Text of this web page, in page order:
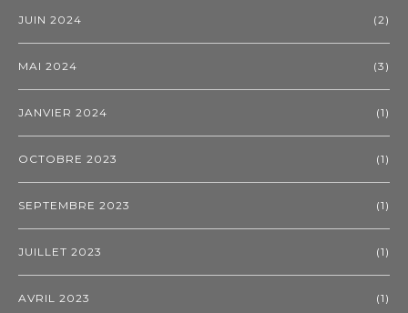
JUIN 2024 (2)
MAI 2024 (3)
JANVIER 2024 (1)
OCTOBRE 2023 (1)
SEPTEMBRE 2023 (1)
JUILLET 2023 (1)
AVRIL 2023 (1)